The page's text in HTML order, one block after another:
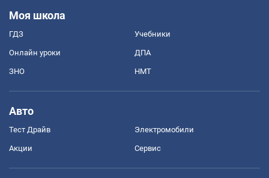
Моя школа
ГДЗ Учебники
Онлайн уроки ДПА
ЗНО НМТ
Авто
Тест Драйв Электромобили
Акции Сервис